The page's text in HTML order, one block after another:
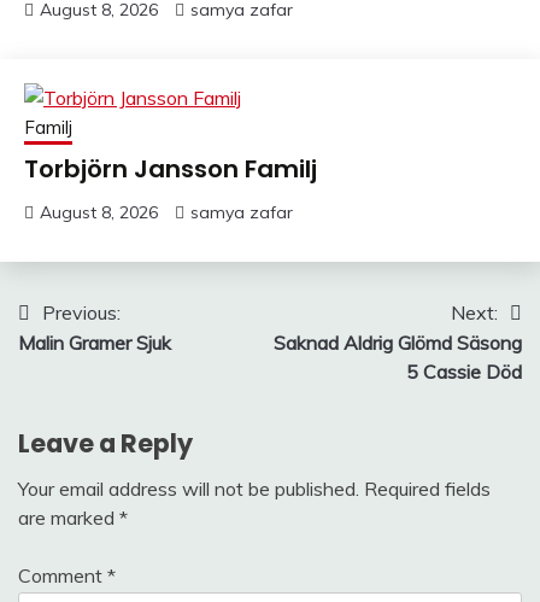
August 8, 2026 samya zafar
Familj
Torbjörn Jansson Familj
August 8, 2026 samya zafar
Post
navigation
Previous:
Malin Gramer Sjuk
Next:
Saknad Aldrig Glömd Säsong
5 Cassie Död
Leave a Reply
Your email address will not be published. Required fields
are marked *
Comment *